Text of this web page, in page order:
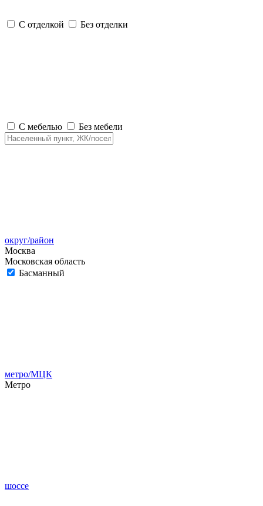
С отделкой Без отделки
С мебелью Без мебели
округ/район
Москва
Московская область
Басманный
метро/МЦК
Метро
шоссе